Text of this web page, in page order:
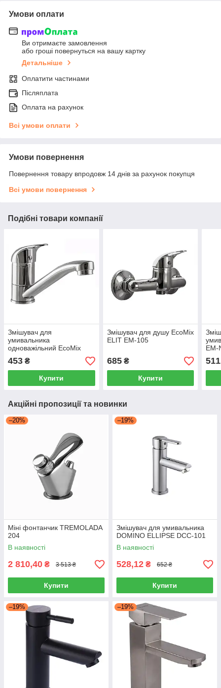
Умови оплати
Ви отримаєте замовлення
або гроші повернуться на вашу картку
Детальніше
Оплатити частинами
Післяплата
Оплата на рахунок
Всі умови оплати
Умови повернення
Повернення товару впродовж 14 днів за рахунок покупця
Всі умови повернення
Подібні товари компанії
Змішувач для
умивальника
одноважільний EcoMix
ELIT EM-N-103M
поворотний
453 ₴
Купити
Змішувач для душу EcoMix
ELIT EM-105
685₴
Купити
EM-
511
Акційні пропозиції та новинки
–20%
Міні фонтанчик TREMOLADA
204
В наявності
2 810,40 ₴ 3 513 ₴
Купити
–19%
Змішувач для умивальника
DOMINO ELLIPSE DCC-101
В наявності
528,12 ₴ 652 ₴
Купити
–19% –19%